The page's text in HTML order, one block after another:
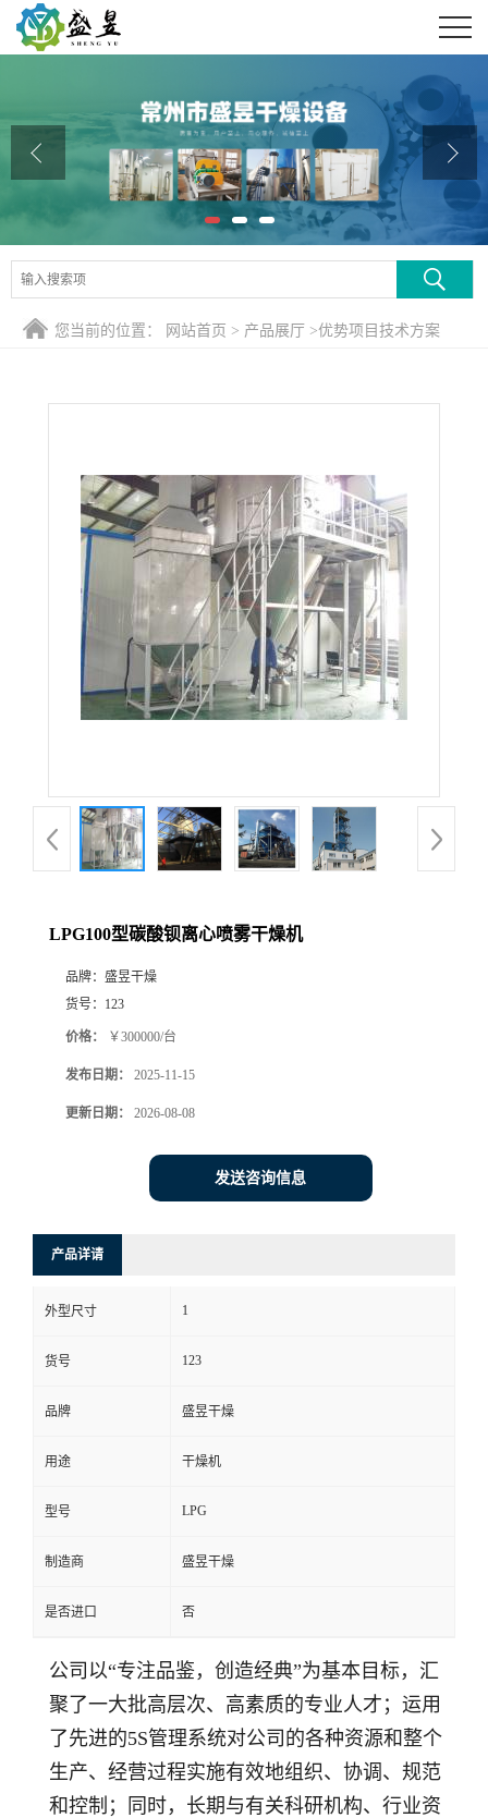
公司介绍
公司动态
产品展厅
证书荣誉
联系方式
您当前的位置： 网站首页 > 产品展厅 >优势项目技术方案
LPG100型碳酸钡离心喷雾干燥机
品牌： 盛昱干燥
货号： 123
价格： ￥300000/台
发布日期： 2025-11-15
更新日期： 2026-08-08
发送咨询信息
产品详请
外型尺寸 1
货号 123
品牌 盛昱干燥
用途 干燥机
型号 LPG
制造商 盛昱干燥
是否进口 否
公司以“专注品鉴，创造经典”为基本目标，汇
聚了一大批高层次、高素质的专业人才；运用
了先进的5S管理系统对公司的各种资源和整个
生产、经营过程实施有效地组织、协调、规范
和控制；同时，长期与有关科研机构、行业资